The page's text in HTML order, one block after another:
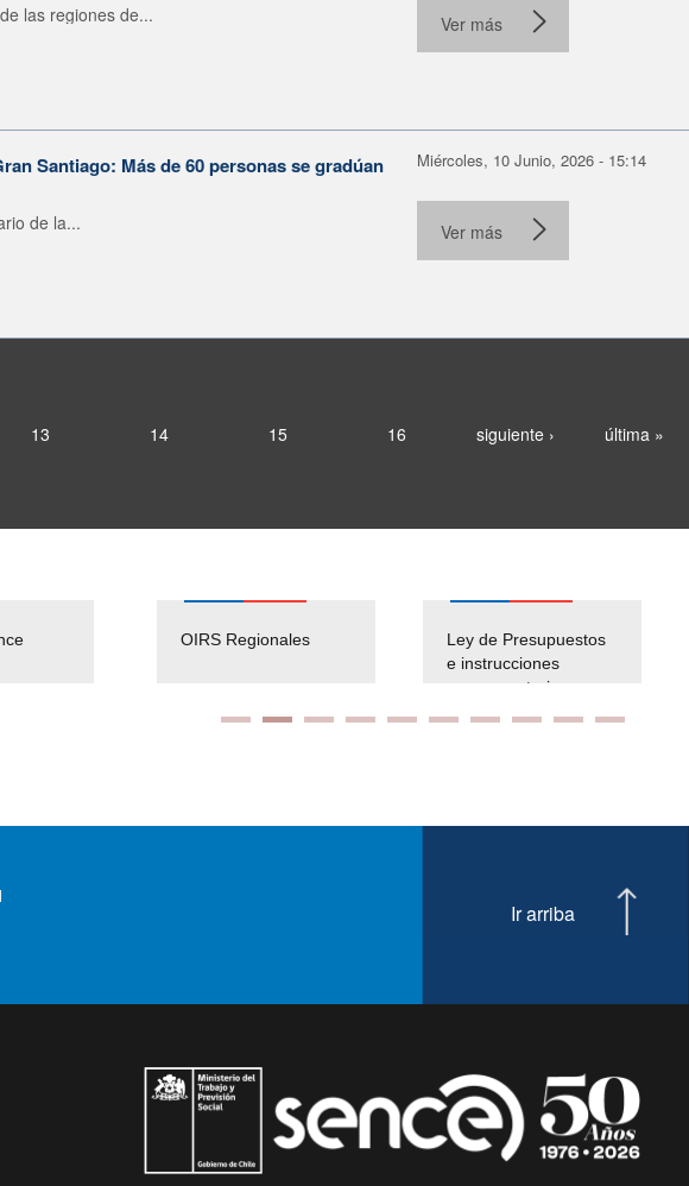
las regiones de... Ver más
Santiago: Más de 60 personas se gradúan
de la...
Miércoles, 10 Junio, 2026 - 15:14
Ver más
13 14 15 16 siguiente › última »
OIRS Regionales
Ley de Presupuestos
e instrucciones
Cierre
Ir arriba